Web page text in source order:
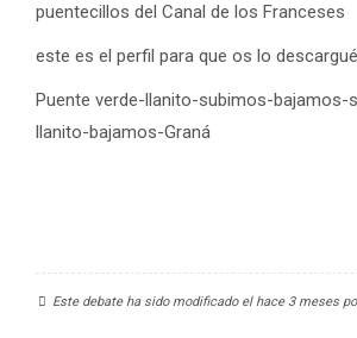
puentecillos del Canal de los Franceses
este es el perfil para que os lo
Puente verde-llanito-subimos-bajamos-
llanito-bajamos-Graná
Este debate ha sido modificado el hace 3 meses